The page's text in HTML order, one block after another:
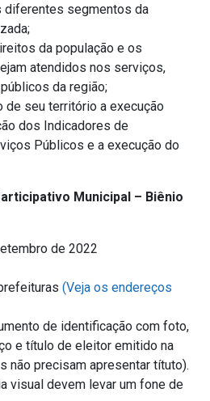
diferentes segmentos da
da população e os
atendidos nos serviços,
da região;
de seu território a execução
dos Indicadores de
Públicos e a execução do
Municipal – Biênio
de 2022
(Veja os endereços
de identificação com foto,
e título de eleitor emitido na
não precisam apresentar títuto).
visual devem levar um fone de